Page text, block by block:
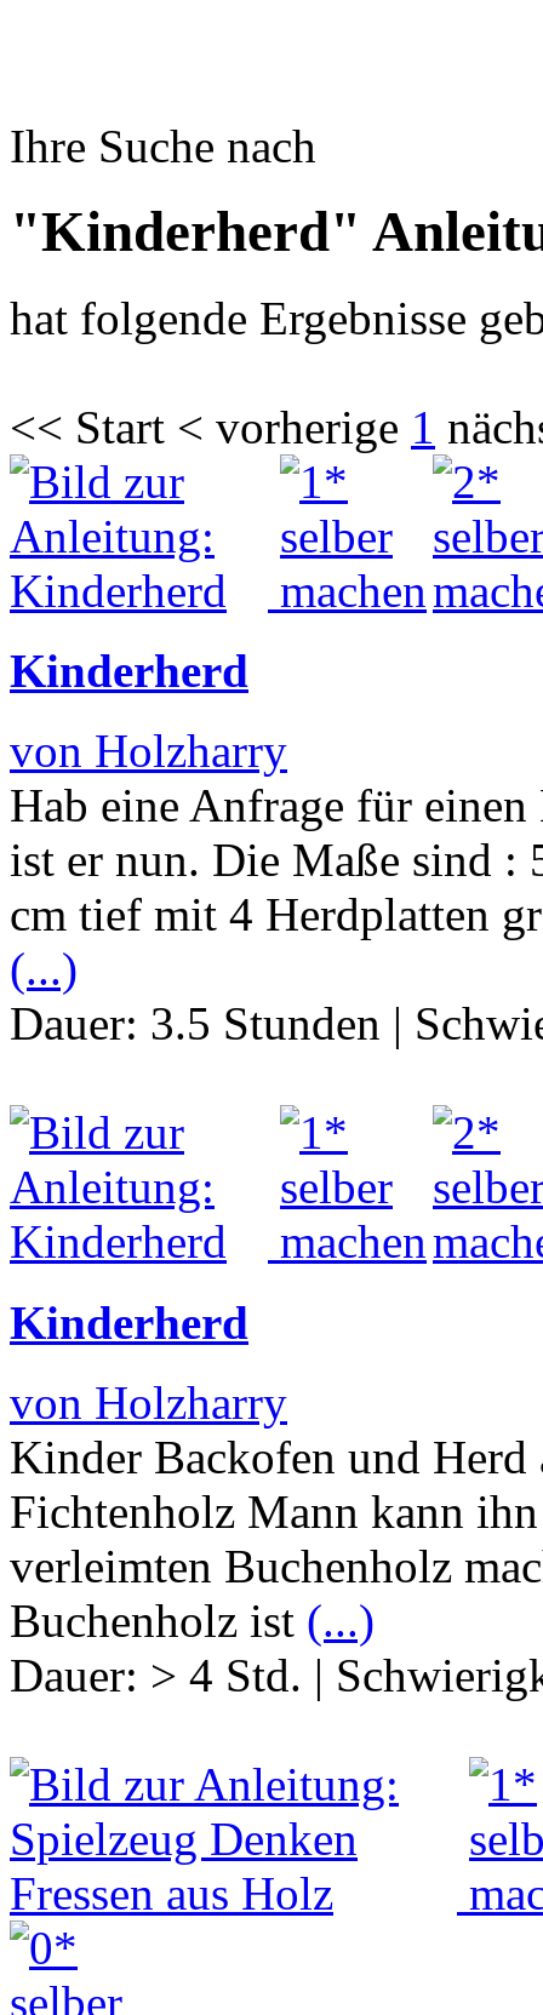
Ihre Suche nach
"Kinderherd"
hat folgende Ergebnisse
<< Start < vorherige 1
Kinderherd
von Holzharry
Hab eine Anfrage für
ist er nun. Die Maße sind :
cm tief mit 4 Herdplatten
(...)
Dauer: 3.5 Stunden |
Kinderherd
von Holzharry
Kinder Backofen und Herd
Fichtenholz Mann kann
verleimten Buchenholz
Buchenholz ist (...)
Dauer: > 4 Std. |